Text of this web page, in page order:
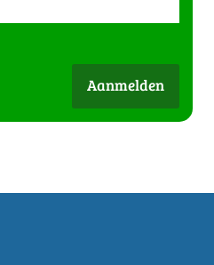
Aanmelden